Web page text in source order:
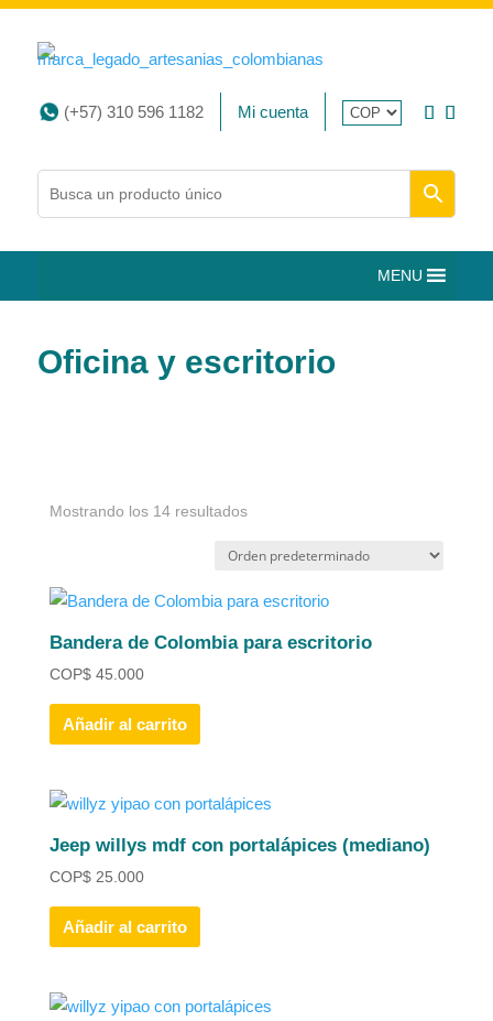
(+57) 310 596 1182 Mi cuenta
MENU
Oficina y escritorio
Mostrando los 14 resultados
Bandera de Colombia para escritorio
COP$45.000
Añadir al carrito
Jeep willys mdf con portalápices (mediano)
COP$25.000
Añadir al carrito